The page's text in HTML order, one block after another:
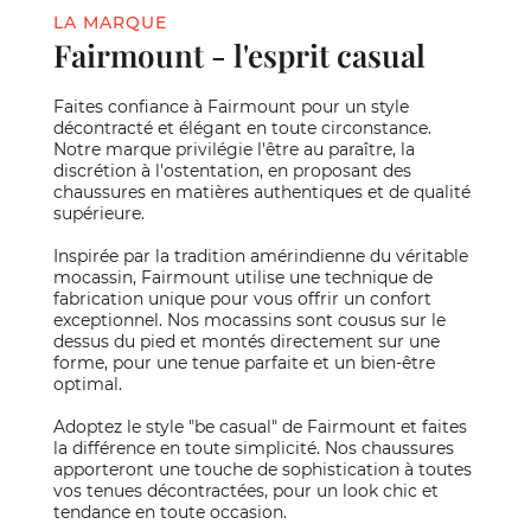
LA MARQUE
Fairmount - l'esprit casual
Faites confiance à Fairmount pour un style
décontracté et élégant en toute circonstance.
Notre marque privilégie l'être au paraître, la
discrétion à l'ostentation, en proposant des
chaussures en matières authentiques et de qualité
supérieure.
Inspirée par la tradition amérindienne du véritable
mocassin, Fairmount utilise une technique de
fabrication unique pour vous offrir un confort
exceptionnel. Nos mocassins sont cousus sur le
dessus du pied et montés directement sur une
forme, pour une tenue parfaite et un bien-être
optimal.
Adoptez le style "be casual" de Fairmount et faites
la différence en toute simplicité. Nos chaussures
apporteront une touche de sophistication à toutes
vos tenues décontractées, pour un look chic et
tendance en toute occasion.